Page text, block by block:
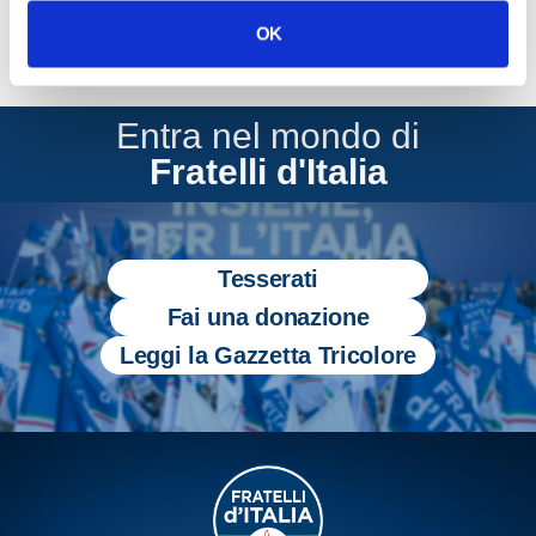
OK
Entra nel mondo di
Fratelli d'Italia
Tesserati
Fai una donazione
Leggi la Gazzetta Tricolore